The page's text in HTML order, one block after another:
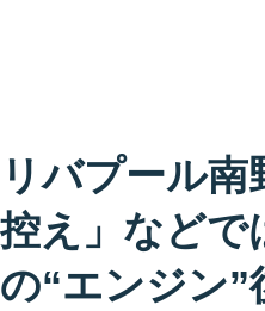
リバプール南
控え」など
の“エンジン”